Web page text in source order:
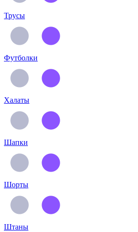
Трусы
Футболки
Халаты
Шапки
Шорты
Штаны